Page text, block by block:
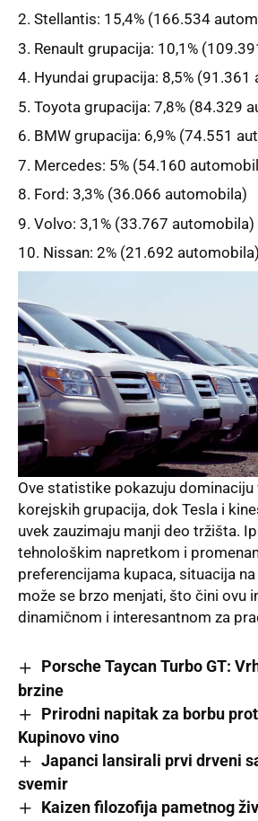
Stellantis: 15,4% (166.534
Renault grupacija: 10,1%
Hyundai grupacija: 8,5% (91.361
Toyota grupacija: 7,8% (84.329
BMW grupacija: 6,9% (74.551
Mercedes: 5% (54.160
Ford: 3,3% (36.066 automobila)
Volvo: 3,1% (33.767 automobila)
Nissan: 2% (21.692 automobila)
Ove statistike pokazuju dominaciju
korejskih grupacija, dok Tesla i
uvek zauzimaju manji deo tržišta.
tehnološkim napretkom i
preferencijama kupaca, situacija
može se brzo menjati, što čini ovu
dinamičnom i interesantnom za
Porsche Taycan Turbo GT:
brzine
Prirodni napitak za borbu
Kupinovo vino
Japanci lansirali prvi drveni
svemir
Kaizen filozofija pametnog